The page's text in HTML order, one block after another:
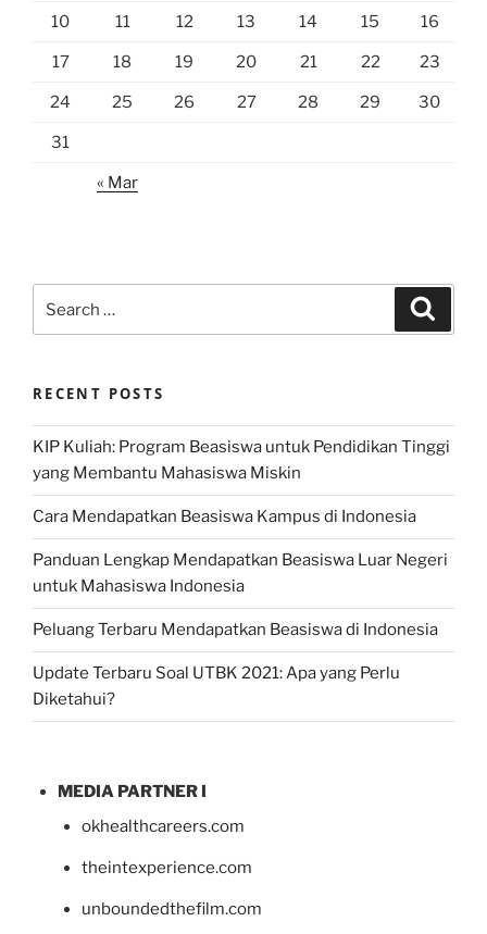
10 11 12 13 14 15 16
17 18 19 20 21 22 23
24 25 26 27 28 29 30
31
« Mar
for:
RECENT POSTS
KIP Kuliah: Program Beasiswa untuk Pendidikan Tinggi
yang Membantu Mahasiswa Miskin
Cara Mendapatkan Beasiswa Kampus di Indonesia
Panduan Lengkap Mendapatkan Beasiswa Luar Negeri
untuk Mahasiswa Indonesia
Peluang Terbaru Mendapatkan Beasiswa di Indonesia
Update Terbaru Soal UTBK 2021: Apa yang Perlu
Diketahui?
MEDIA PARTNER I
okhealthcareers.com
theintexperience.com
unboundedthefilm.com